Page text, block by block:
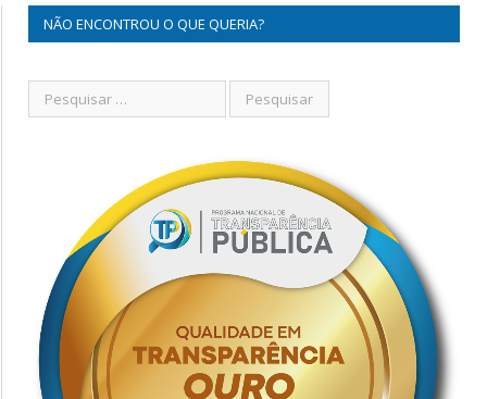
NÃO ENCONTROU O QUE QUERIA?